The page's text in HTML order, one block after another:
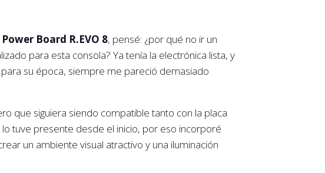
Power Board R.EVO 8, pensé: ¿por qué no ir un
para esta consola? Ya tenía la electrónica lista, y
su época, siempre me pareció demasiado
que siguiera siendo compatible tanto con la placa
tuve presente desde el inicio, por eso incorporé
un ambiente visual atractivo y una iluminación